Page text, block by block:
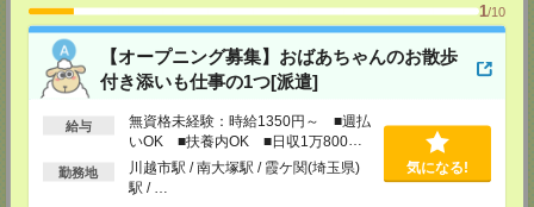
1/10
【オープニング募集】おばあちゃんのお散歩
付き添いも仕事の1つ[派遣]
給与
無資格未経験：時給1350円～ ■週払
いOK ■扶養内OK ■日収1万800円
以上
勤務地
川越市駅 / 南大塚駅 / 霞ケ関(埼玉県)
駅 / …
気になる!
東京都八王子市東町1－6 橋完ＬＫビル 3階
TEL：0120-713-515
担当：採用担当
町田支店
TEL：0120-713-515
越谷支店